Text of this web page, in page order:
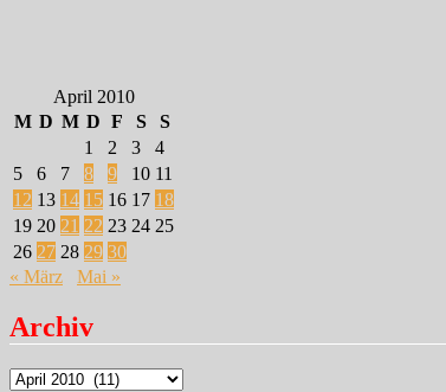
April 2010
M D M D F S
S
1
2 3
4
5
6 7 8 9 10 11
12 13 14 15 16 17 18
19 20 21 22 23 24 25
26 27 28 29 30
« März
Mai »
Archiv
Archiv